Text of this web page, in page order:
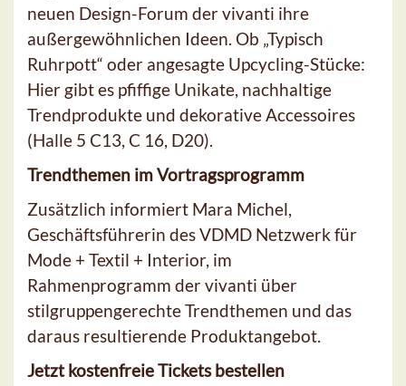
neuen Design-Forum der vivanti ihre
außergewöhnlichen Ideen. Ob „Typisch
Ruhrpott“ oder angesagte Upcycling-Stücke:
Hier gibt es pfiffige Unikate, nachhaltige
Trendprodukte und dekorative Accessoires
(Halle 5 C13, C 16, D20).
Trendthemen im Vortragsprogramm
Zusätzlich informiert Mara Michel,
Geschäftsführerin des VDMD Netzwerk für
Mode + Textil + Interior, im
Rahmenprogramm der vivanti über
stilgruppengerechte Trendthemen und das
daraus resultierende Produktangebot.
Jetzt kostenfreie Tickets bestellen